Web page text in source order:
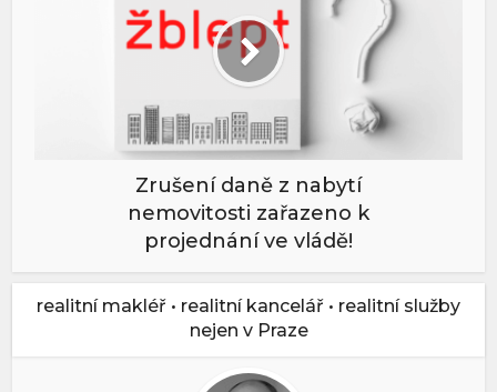
Zrušení daně z nabytí
nemovitosti zařazeno k
projednání ve vládě!
realitní makléř • realitní kancelář • realitní služby
nejen v Praze